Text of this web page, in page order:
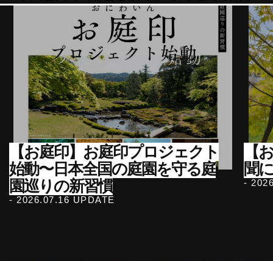
【お庭印】お庭印プロジェクト
始動〜日本全国の庭園を守る庭
園巡りの新習慣
- 2026.07.16 UPDATE
【
聞
-